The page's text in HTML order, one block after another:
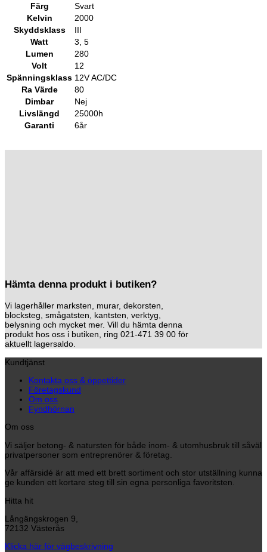
Färg
Svart
Kelvin
2000
Skyddsklass
III
Watt
3, 5
Lumen
280
Volt
12
Spänningsklass 12V AC/DC
Ra Värde
80
Dimbar
Nej
Livslängd
25000h
Garanti
6år
Hämta denna produkt i butiken?
Vi lagerhåller marksten, murar, dekorsten,
blocksteg, smågatsten, kantsten, verktyg,
belysning och mycket mer. Vill du hämta denna
produkt hos oss i butiken, ring 021-471 39 00 för
aktuellt lagersaldo.
Kundtjänst
Kontakta oss & öppettider
Företagskund
Om oss
Fyndhörnan
Om oss
Vi säljer betong- & natursten för både inom- & utomhusbruk till såväl
privatpersoner som entreprenörer & företag.
Vår affärsidé är att med ett brett sortiment och stor utställning kunna
ge kunden ett kortare steg till sin egna personliga favoritsten.
Hitta hit
Långängskrogen 9,
72132 Västerås
Klicka här för vägbeskrivning